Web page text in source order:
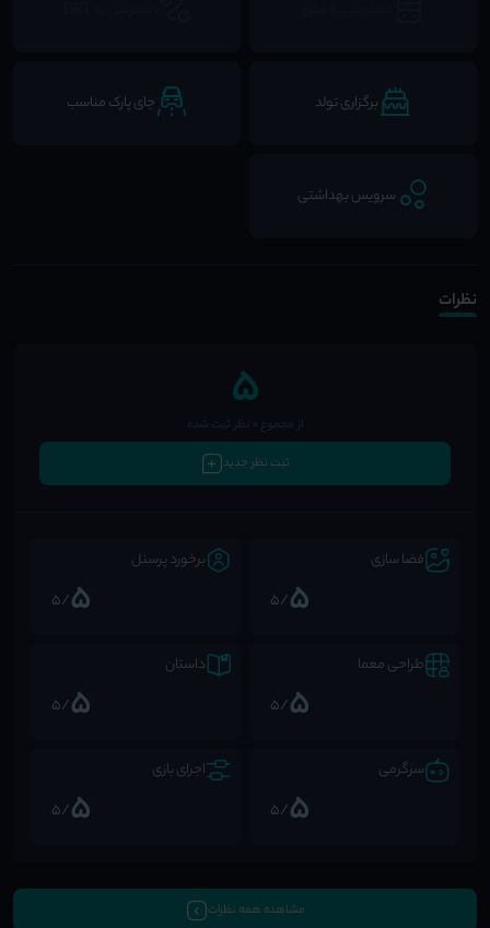
برگزاری تولد جای پارک مناسب
سرویس بهداشتی
نظرات
5از مجموع 0 نظر ثبت شده
ثبت نظر جدید
فضا سازی
5
/5
برخورد پرسنل
5
/5
طراحی معما
5
/5
داستان
5
/5
سرگرمی
5
/5
اجرای بازی
5
/5
مشاهده همه نظرات